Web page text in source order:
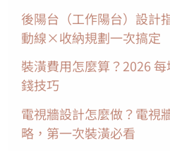
後陽台（工作陽台）設計
動線×收納規劃一次搞定
裝潢費用怎麼算？2026
錢技巧
電視牆設計怎麼做？電視
略，第一次裝潢必看